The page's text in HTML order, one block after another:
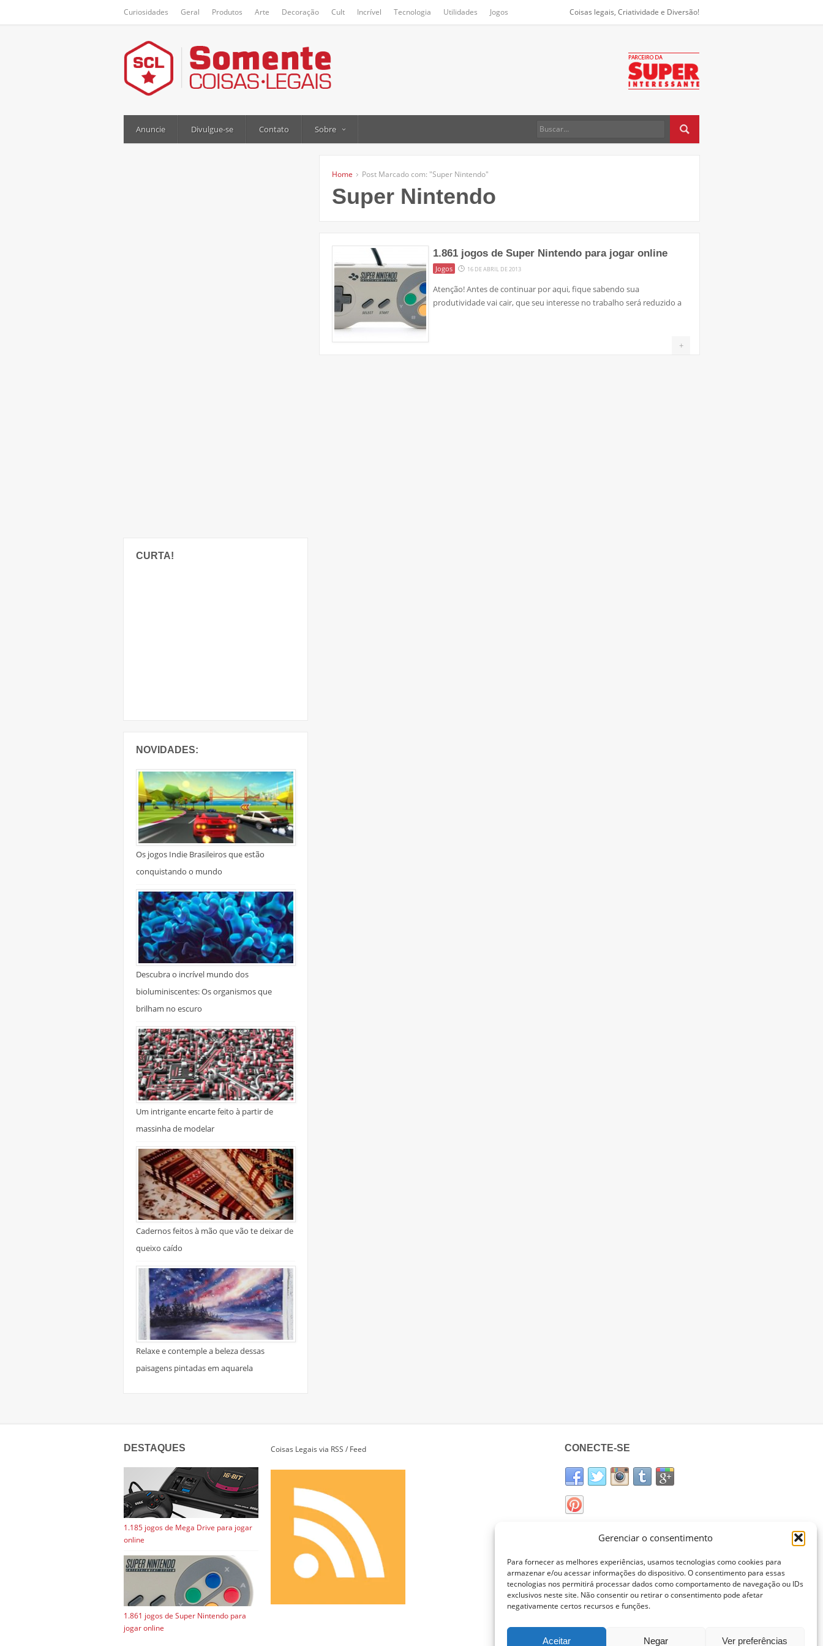
Gerenciar o consentimento
Para fornecer as melhores experiências, usamos tecnologias como cookies para
armazenar e/ou acessar informações do dispositivo. O consentimento para essas
tecnologias nos permitirá processar dados como comportamento de navegação ou IDs
exclusivos neste site. Não consentir ou retirar o consentimento pode afetar
negativamente certos recursos e funções.
Aceitar Negar Ver preferências
Curiosidades Geral Produtos Arte Decoração Cult Incrível Tecnologia Utilidades Jogos Coisas legais, Criatividade e Diversão!
Anuncie Divulgue-se Contato Sobre
CURTA!
NOVIDADES:
Os jogos Indie Brasileiros que estão
conquistando o mundo
Descubra o incrível mundo dos
bioluminiscentes: Os organismos que
brilham no escuro
Um intrigante encarte feito à partir de
massinha de modelar
Cadernos feitos à mão que vão te deixar de
queixo caído
Relaxe e contemple a beleza dessas
paisagens pintadas em aquarela
Home Post Marcado com: "Super Nintendo"
Super Nintendo
1.861 jogos de Super Nintendo para jogar online
Jogos 16 DE ABRIL DE 2013
Atenção! Antes de continuar por aqui, fique sabendo sua
produtividade vai cair, que seu interesse no trabalho será reduzido a
+
DESTAQUES
1.185 jogos de Mega Drive para jogar
online
1.861 jogos de Super Nintendo para
jogar online
Coisas Legais via RSS / Feed CONECTE-SE